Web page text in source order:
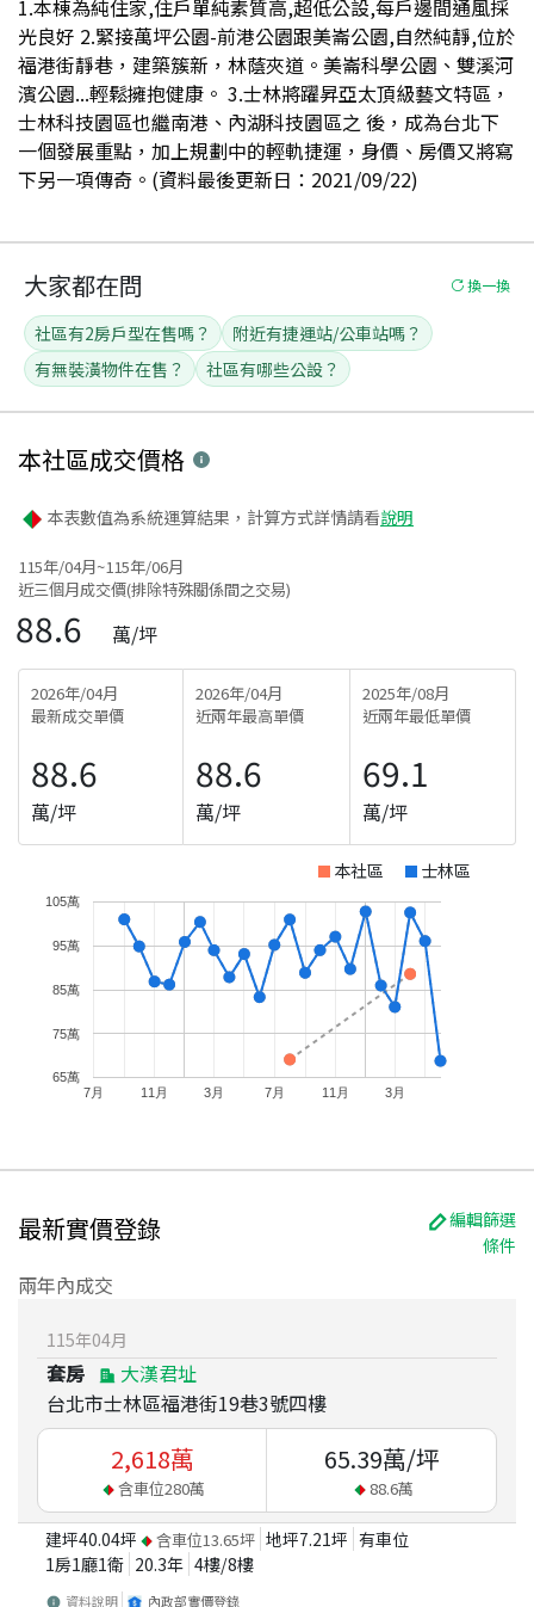
1.本棟為純住家,住戶單純素質高,超低公設,每戶邊間通風採
光良好 2.緊接萬坪公園-前港公園跟美崙公園,自然純靜,位於
福港街靜巷，建築簇新，林蔭夾道。美崙科學公園、雙溪河
濱公園...輕鬆擁抱健康。 3.士林將躍昇亞太頂級藝文特區，
士林科技園區也繼南港、內湖科技園區之 後，成為台北下
一個發展重點，加上規劃中的輕軌捷運，身價、房價又將寫
下另一項傳奇。(資料最後更新日：2021/09/22)
大家都在問 換一換
社區有2房戶型在售嗎？
附近有捷運站/公車站嗎？
有無裝潢物件在售？
社區有哪些公設？
本社區成交價格
本表數值為系統運算結果，計算方式詳情請看說明
115年/04月~115年/06月
近三個月成交價(排除特殊關係間之交易)
88.6 萬/坪
2026年/04月
最新成交單價
88.6
萬/坪
2026年/04月
近兩年最高單價
88.6
萬/坪
2025年/08月
近兩年最低單價
69.1
萬/坪
本社區 士林區
7月 11月 3月 7月 11月 3月
65萬
75萬
85萬
95萬
105萬
最新實價登錄
編輯篩選
條件
兩年內成交
115年04月
套房
大漢君址
台北市士林區福港街19巷3號四樓
2,618萬
含車位280萬
65.39萬/坪
88.6萬
建坪40.04坪 含車位13.65坪 地坪7.21坪 有車位
1房1廳1衛 20.3年 4樓/8樓
資料說明 內政部實價登錄